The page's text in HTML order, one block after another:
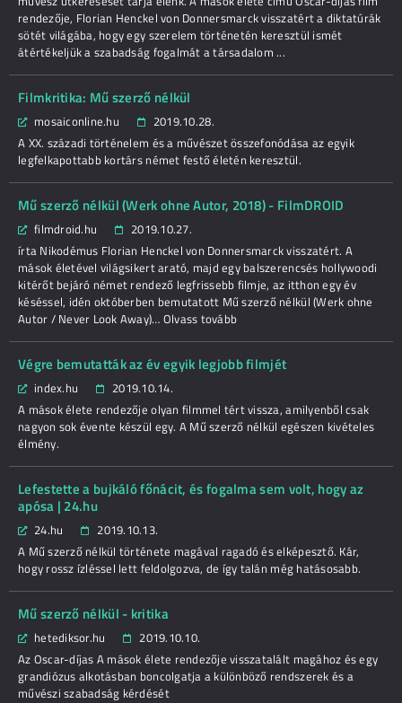
rendezője, Florian Henckel von Donnersmarck visszatért a diktatúrák
sötét világába, hogy egy szerelem történetén keresztül ismét
átértékeljük a szabadság fogalmát a társadalom ...
Filmkritika: Mű szerző nélkül
mosaiconline.hu
2019.10.28.
A XX. századi történelem és a művészet összefonódása az egyik
legfelkapottabb kortárs német festő életén keresztül.
Mű szerző nélkül (Werk ohne Autor, 2018) - FilmDROID
filmdroid.hu
2019.10.27.
írta Nikodémus Florian Henckel von Donnersmarck visszatért. A
mások életével világsikert arató, majd egy balszerencsés hollywoodi
kitérőt bejáró német rendező legfrissebb filmje, az itthon egy év
késéssel, idén októberben bemutatott Mű szerző nélkül (Werk ohne
Autor / Never Look Away)… Olvass tovább
Végre bemutatták az év egyik legjobb filmjét
index.hu
2019.10.14.
A mások élete rendezője olyan filmmel tért vissza, amilyenből csak
nagyon sok évente készül egy. A Mű szerző nélkül egészen kivételes
élmény.
Lefestette a bujkáló főnácit, és fogalma sem volt, hogy az
apósa | 24.hu
24.hu
2019.10.13.
A Mű szerző nélkül története magával ragadó és elképesztő. Kár,
hogy rossz ízléssel lett feldolgozva, de így talán még hatásosabb.
Mű szerző nélkül - kritika
hetediksor.hu
2019.10.10.
Az Oscar-díjas A mások élete rendezője visszatalált magához és egy
grandiózus alkotásban boncolgatja a különböző rendszerek és a
művészi szabadság kérdését